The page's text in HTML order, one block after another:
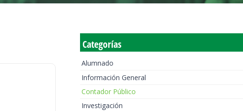
Categorías
Alumnado
Información General
Contador Público
Investigación